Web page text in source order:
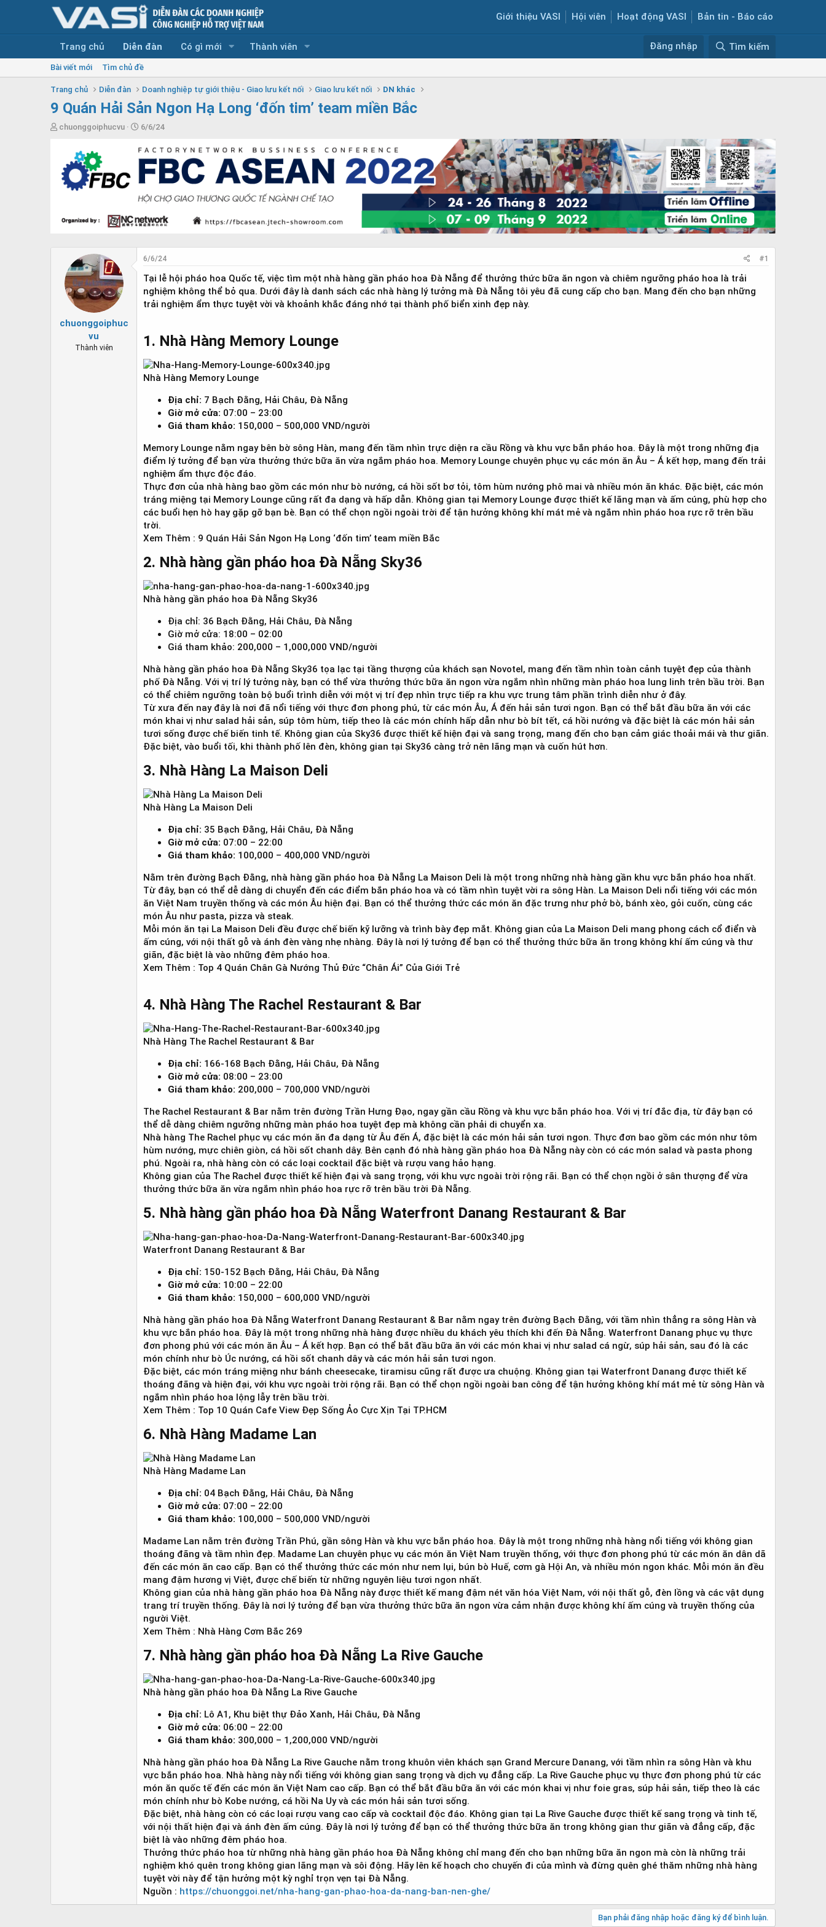
Giới thiệu VASI Hội viên Hoạt động VASI Bản tin - Báo cáo
Trang chủ Diễn đàn Có gì mới Thành viên Đăng nhập Tìm kiếm
Bài viết mới Tìm chủ đề
Trang chủ Diễn đàn Doanh nghiệp tự giới thiệu - Giao lưu kết nối Giao lưu kết nối DN khác
9 Quán Hải Sản Ngon Hạ Long ‘đốn tim’ team miền Bắc
T
a
d
chuonggoiphucvu
N
à
y
ử
6/6/24
chuonggoiphuc
vu
Thành viên
6/6/24 #1
Tại lễ hội pháo hoa Quốc tế, việc tìm một nhà hàng gần pháo hoa Đà Nẵng để thưởng thức bữa ăn ngon và chiêm ngưỡng pháo hoa là trải
nghiệm không thể bỏ qua. Dưới đây là danh sách các nhà hàng lý tưởng mà Đà Nẵng tôi yêu đã cung cấp cho bạn. Mang đến cho bạn những
trải nghiệm ẩm thực tuyệt vời và khoảnh khắc đáng nhớ tại thành phố biển xinh đẹp này.
1. Nhà Hàng Memory Lounge​
Nhà Hàng Memory Lounge
Địa chỉ: 7 Bạch Đằng, Hải Châu, Đà Nẵng
Giờ mở cửa: 07:00 – 23:00
Giá tham khảo: 150,000 – 500,000 VND/người
Memory Lounge nằm ngay bên bờ sông Hàn, mang đến tầm nhìn trực diện ra cầu Rồng và khu vực bắn pháo hoa. Đây là một trong những địa
điểm lý tưởng để bạn vừa thưởng thức bữa ăn vừa ngắm pháo hoa. Memory Lounge chuyên phục vụ các món ăn Âu – Á kết hợp, mang đến trải
nghiệm ẩm thực độc đáo.
Thực đơn của nhà hàng bao gồm các món như bò nướng, cá hồi sốt bơ tỏi, tôm hùm nướng phô mai và nhiều món ăn khác. Đặc biệt, các món
tráng miệng tại Memory Lounge cũng rất đa dạng và hấp dẫn. Không gian tại Memory Lounge được thiết kế lãng mạn và ấm cúng, phù hợp cho
các buổi hẹn hò hay gặp gỡ bạn bè. Bạn có thể chọn ngồi ngoài trời để tận hưởng không khí mát mẻ và ngắm nhìn pháo hoa rực rỡ trên bầu
trời.
Xem Thêm : 9 Quán Hải Sản Ngon Hạ Long ‘đốn tim’ team miền Bắc
2. Nhà hàng gần pháo hoa Đà Nẵng Sky36​
Nhà hàng gần pháo hoa Đà Nẵng Sky36
Địa chỉ: 36 Bạch Đằng, Hải Châu, Đà Nẵng
Giờ mở cửa: 18:00 – 02:00
Giá tham khảo: 200,000 – 1,000,000 VND/người
Nhà hàng gần pháo hoa Đà Nẵng Sky36 tọa lạc tại tầng thượng của khách sạn Novotel, mang đến tầm nhìn toàn cảnh tuyệt đẹp của thành
phố Đà Nẵng. Với vị trí lý tưởng này, bạn có thể vừa thưởng thức bữa ăn ngon vừa ngắm nhìn những màn pháo hoa lung linh trên bầu trời. Bạn
có thể chiêm ngưỡng toàn bộ buổi trình diễn với một vị trí đẹp nhìn trực tiếp ra khu vực trung tâm phần trình diễn như ở đây.
Từ xưa đến nay đây là nơi đã nổi tiếng với thực đơn phong phú, từ các món Âu, Á đến hải sản tươi ngon. Bạn có thể bắt đầu bữa ăn với các
món khai vị như salad hải sản, súp tôm hùm, tiếp theo là các món chính hấp dẫn như bò bít tết, cá hồi nướng và đặc biệt là các món hải sản
tươi sống được chế biến tinh tế. Không gian của Sky36 được thiết kế hiện đại và sang trọng, mang đến cho bạn cảm giác thoải mái và thư giãn.
Đặc biệt, vào buổi tối, khi thành phố lên đèn, không gian tại Sky36 càng trở nên lãng mạn và cuốn hút hơn.
3. Nhà Hàng La Maison Deli​
Nhà Hàng La Maison Deli
Địa chỉ: 35 Bạch Đằng, Hải Châu, Đà Nẵng
Giờ mở cửa: 07:00 – 22:00
Giá tham khảo: 100,000 – 400,000 VND/người
Nằm trên đường Bạch Đằng, nhà hàng gần pháo hoa Đà Nẵng La Maison Deli là một trong những nhà hàng gần khu vực bắn pháo hoa nhất.
Từ đây, bạn có thể dễ dàng di chuyển đến các điểm bắn pháo hoa và có tầm nhìn tuyệt vời ra sông Hàn. La Maison Deli nổi tiếng với các món
ăn Việt Nam truyền thống và các món Âu hiện đại. Bạn có thể thưởng thức các món ăn đặc trưng như phở bò, bánh xèo, gỏi cuốn, cùng các
món Âu như pasta, pizza và steak.
Mỗi món ăn tại La Maison Deli đều được chế biến kỹ lưỡng và trình bày đẹp mắt. Không gian của La Maison Deli mang phong cách cổ điển và
ấm cúng, với nội thất gỗ và ánh đèn vàng nhẹ nhàng. Đây là nơi lý tưởng để bạn có thể thưởng thức bữa ăn trong không khí ấm cúng và thư
giãn, đặc biệt là vào những đêm pháo hoa.
Xem Thêm : Top 4 Quán Chân Gà Nướng Thủ Đức “Chân Ái” Của Giới Trẻ
4. Nhà Hàng The Rachel Restaurant & Bar​
Nhà Hàng The Rachel Restaurant & Bar
Địa chỉ: 166-168 Bạch Đằng, Hải Châu, Đà Nẵng
Giờ mở cửa: 08:00 – 23:00
Giá tham khảo: 200,000 – 700,000 VND/người
The Rachel Restaurant & Bar nằm trên đường Trần Hưng Đạo, ngay gần cầu Rồng và khu vực bắn pháo hoa. Với vị trí đắc địa, từ đây bạn có
thể dễ dàng chiêm ngưỡng những màn pháo hoa tuyệt đẹp mà không cần phải di chuyển xa.
Nhà hàng The Rachel phục vụ các món ăn đa dạng từ Âu đến Á, đặc biệt là các món hải sản tươi ngon. Thực đơn bao gồm các món như tôm
hùm nướng, mực chiên giòn, cá hồi sốt chanh dây. Bên cạnh đó nhà hàng gần pháo hoa Đà Nẵng này còn có các món salad và pasta phong
phú. Ngoài ra, nhà hàng còn có các loại cocktail đặc biệt và rượu vang hảo hạng.
Không gian của The Rachel được thiết kế hiện đại và sang trọng, với khu vực ngoài trời rộng rãi. Bạn có thể chọn ngồi ở sân thượng để vừa
thưởng thức bữa ăn vừa ngắm nhìn pháo hoa rực rỡ trên bầu trời Đà Nẵng.
5. Nhà hàng gần pháo hoa Đà Nẵng Waterfront Danang Restaurant & Bar​
Waterfront Danang Restaurant & Bar
Địa chỉ: 150-152 Bạch Đằng, Hải Châu, Đà Nẵng
Giờ mở cửa: 10:00 – 22:00
Giá tham khảo: 150,000 – 600,000 VND/người
Nhà hàng gần pháo hoa Đà Nẵng Waterfront Danang Restaurant & Bar nằm ngay trên đường Bạch Đằng, với tầm nhìn thẳng ra sông Hàn và
khu vực bắn pháo hoa. Đây là một trong những nhà hàng được nhiều du khách yêu thích khi đến Đà Nẵng. Waterfront Danang phục vụ thực
đơn phong phú với các món ăn Âu – Á kết hợp. Bạn có thể bắt đầu bữa ăn với các món khai vị như salad cá ngừ, súp hải sản, sau đó là các
món chính như bò Úc nướng, cá hồi sốt chanh dây và các món hải sản tươi ngon.
Đặc biệt, các món tráng miệng như bánh cheesecake, tiramisu cũng rất được ưa chuộng. Không gian tại Waterfront Danang được thiết kế
thoáng đãng và hiện đại, với khu vực ngoài trời rộng rãi. Bạn có thể chọn ngồi ngoài ban công để tận hưởng không khí mát mẻ từ sông Hàn và
ngắm nhìn pháo hoa lộng lẫy trên bầu trời.
Xem Thêm : Top 10 Quán Cafe View Đẹp Sống Ảo Cực Xịn Tại TP.HCM
6. Nhà Hàng Madame Lan​
Nhà Hàng Madame Lan
Địa chỉ: 04 Bạch Đằng, Hải Châu, Đà Nẵng
Giờ mở cửa: 07:00 – 22:00
Giá tham khảo: 100,000 – 500,000 VND/người
Madame Lan nằm trên đường Trần Phú, gần sông Hàn và khu vực bắn pháo hoa. Đây là một trong những nhà hàng nổi tiếng với không gian
thoáng đãng và tầm nhìn đẹp. Madame Lan chuyên phục vụ các món ăn Việt Nam truyền thống, với thực đơn phong phú từ các món ăn dân dã
đến các món ăn cao cấp. Bạn có thể thưởng thức các món như nem lụi, bún bò Huế, cơm gà Hội An, và nhiều món ngon khác. Mỗi món ăn đều
mang đậm hương vị Việt, được chế biến từ những nguyên liệu tươi ngon nhất.
Không gian của nhà hàng gần pháo hoa Đà Nẵng này được thiết kế mang đậm nét văn hóa Việt Nam, với nội thất gỗ, đèn lồng và các vật dụng
trang trí truyền thống. Đây là nơi lý tưởng để bạn vừa thưởng thức bữa ăn ngon vừa cảm nhận được không khí ấm cúng và truyền thống của
người Việt.
Xem Thêm : Nhà Hàng Cơm Bắc 269
7. Nhà hàng gần pháo hoa Đà Nẵng La Rive Gauche​
Nhà hàng gần pháo hoa Đà Nẵng La Rive Gauche
Địa chỉ: Lô A1, Khu biệt thự Đảo Xanh, Hải Châu, Đà Nẵng
Giờ mở cửa: 06:00 – 22:00
Giá tham khảo: 300,000 – 1,200,000 VND/người
Nhà hàng gần pháo hoa Đà Nẵng La Rive Gauche nằm trong khuôn viên khách sạn Grand Mercure Danang, với tầm nhìn ra sông Hàn và khu
vực bắn pháo hoa. Nhà hàng này nổi tiếng với không gian sang trọng và dịch vụ đẳng cấp. La Rive Gauche phục vụ thực đơn phong phú từ các
món ăn quốc tế đến các món ăn Việt Nam cao cấp. Bạn có thể bắt đầu bữa ăn với các món khai vị như foie gras, súp hải sản, tiếp theo là các
món chính như bò Kobe nướng, cá hồi Na Uy và các món hải sản tươi sống.
Đặc biệt, nhà hàng còn có các loại rượu vang cao cấp và cocktail độc đáo. Không gian tại La Rive Gauche được thiết kế sang trọng và tinh tế,
với nội thất hiện đại và ánh đèn ấm cúng. Đây là nơi lý tưởng để bạn có thể thưởng thức bữa ăn trong không gian thư giãn và đẳng cấp, đặc
biệt là vào những đêm pháo hoa.
Thưởng thức pháo hoa từ những nhà hàng gần pháo hoa Đà Nẵng không chỉ mang đến cho bạn những bữa ăn ngon mà còn là những trải
nghiệm khó quên trong không gian lãng mạn và sôi động. Hãy lên kế hoạch cho chuyến đi của mình và đừng quên ghé thăm những nhà hàng
tuyệt vời này để tận hưởng một kỳ nghỉ trọn vẹn tại Đà Nẵng.
Nguồn : https://chuonggoi.net/nha-hang-gan-phao-hoa-da-nang-ban-nen-ghe/
Bạn phải đăng nhập hoặc đăng ký để bình luận.